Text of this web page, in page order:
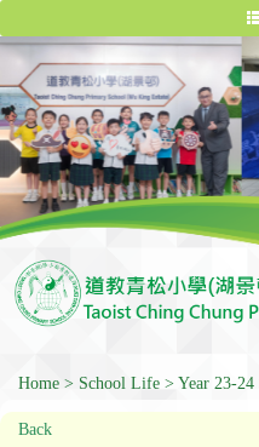
Home School Life Year 23-24
Back